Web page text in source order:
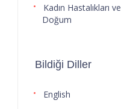
Kadın Hastalıkları ve
Doğum
Bildiği Diller
English